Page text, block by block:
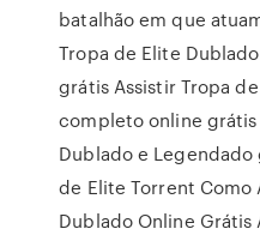
batalhão em que
Tropa de Elite
grátis Assistir Tropa
completo online
Dublado e
de Elite Torrent Como
Dublado Online